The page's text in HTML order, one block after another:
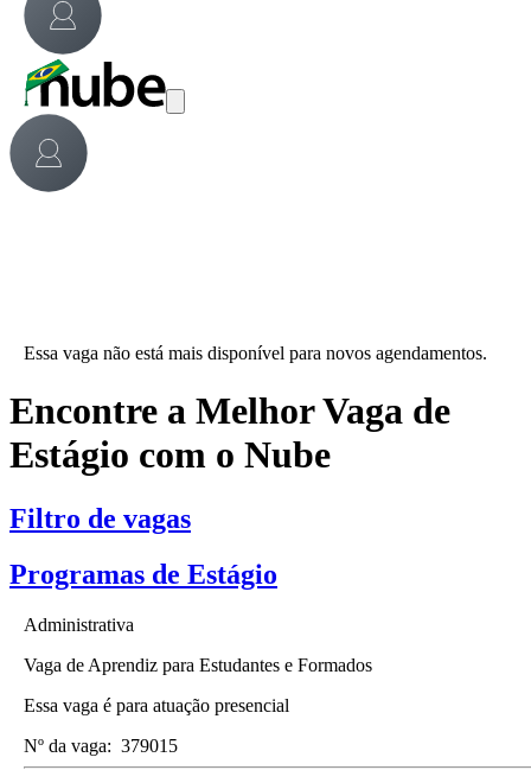
Essa vaga não está mais disponível para novos agendamentos.
Encontre a Melhor Vaga de
Estágio com o Nube
Filtro de vagas
Programas de Estágio
Administrativa
Vaga de Aprendiz para Estudantes e Formados
Essa vaga é para atuação presencial
Nº da vaga: 379015